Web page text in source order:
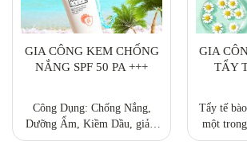
GIA CÔNG KEM CHỐNG
NẮNG SPF 50 PA +++
Công Dụng: Chống Nắng,
Dưỡng Ẩm, Kiềm Dầu, giảm
mụn, làm sáng da. Thành
GIA
TẨY
Tẩy tế
một trong
sóc da